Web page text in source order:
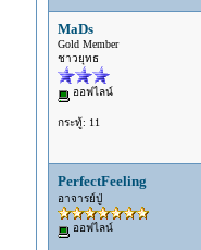
MaDs
Gold Member
ชาวยุทธ
ออฟไลน์
กระทู้: 11
PerfectFeeling
อาจารย์ปู่
ออฟไลน์